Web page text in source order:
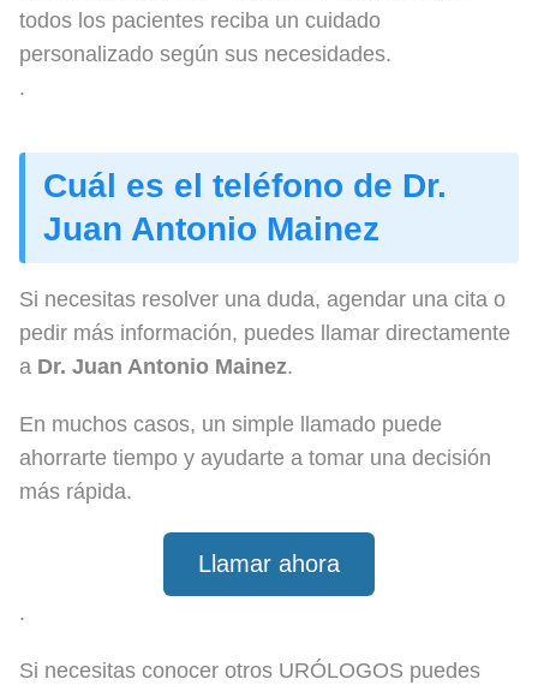
todos los pacientes reciba un cuidado
personalizado según sus necesidades.
.
Cuál es el teléfono de Dr.
Juan Antonio Mainez
Si necesitas resolver una duda, agendar una cita o
pedir más información, puedes llamar directamente
a Dr. Juan Antonio Mainez.
En muchos casos, un simple llamado puede
ahorrarte tiempo y ayudarte a tomar una decisión
más rápida.
Llamar ahora
.
Si necesitas conocer otros URÓLOGOS puedes